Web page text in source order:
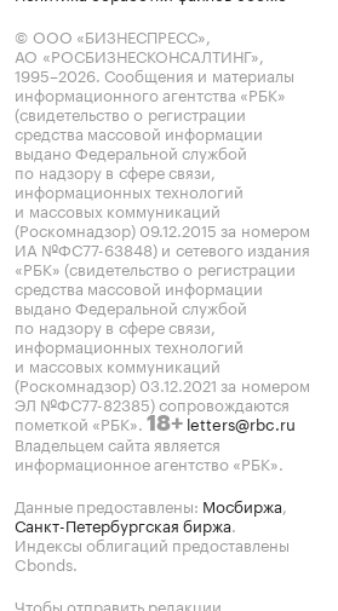
© ООО «БИЗНЕСПРЕСС»,
АО «РОСБИЗНЕСКОНСАЛТИНГ»,
1995–2026. Сообщения и материалы
информационного агентства «РБК»
(свидетельство о регистрации
средства массовой информации
выдано Федеральной службой
по надзору в сфере связи,
информационных технологий
и массовых коммуникаций
(Роскомнадзор) 09.12.2015 за номером
ИА №ФС77-63848) и сетевого издания
«РБК» (свидетельство о регистрации
средства массовой информации
выдано Федеральной службой
по надзору в сфере связи,
информационных технологий
и массовых коммуникаций
(Роскомнадзор) 03.12.2021 за номером
ЭЛ №ФС77-82385) сопровождаются
пометкой «РБК». 18+ letters@rbc.ru
Владельцем сайта является
информационное агентство «РБК».
Данные предоставлены: Мосбиржа,
Санкт-Петербургская биржа.
Индексы облигаций предоставлены
Cbonds.
Чтобы отправить редакции